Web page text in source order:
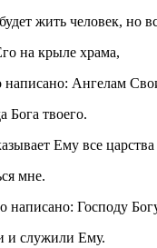
жить человек, но
на крыле храма,
Ангелам
Бога твоего.
Ему все
мне.
написано: Господу
и служили Ему.